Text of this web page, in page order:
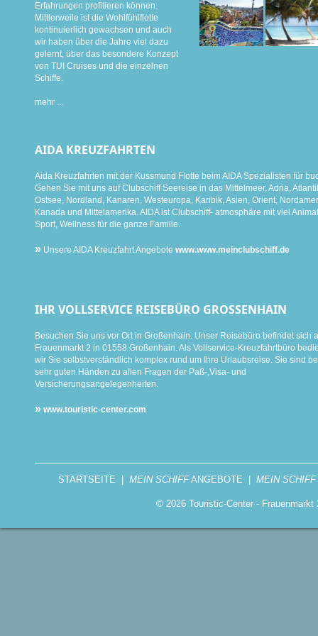
Erfahrungen profitieren können.
Mittlerweile ist die Wohlfühlflotte
kontinuierlich gewachsen und auch
wir haben über die Jahre viel dazu
gelernt, über das besondere Konzept
von TUI Cruises und die einzelnen
Schiffe.
mehr ...
AIDA KREUZFAHRTEN
Aida Kreuzfahrten mit der Kussmund Flotte beim AIDA Spezialisten für
Gehen Sie mit uns auf Clubschiff Seereise in das Mittelmeer, Adria,
Ostsee, Nordland, Kanaren, Westeuropa, Karibik, Asien, Orient,
Kanada und Mittelamerika. AIDA ist Clubschiff- atmosphäre mit viel
Sport, Wellness für die ganze Familie.
» Unsere AIDA Kreuzfahrt Angebote www.www.meinclubschiff.de
IHR VOLLSERVICE REISEBÜRO GROSSENHAIN
Besuchen Sie uns vor Ort in Großenhain. Unser Reisebüro befindet sich
Frauenmarkt 2 in 01558 Großenhain. Als Vollservice-Kreuzfahrtbüro
wir Sie selbstverständlich komplex rund um Ihre Urlaubsreise. Sie sind
sehr guten Händen zu allen Fragen der Paß-,Visa- und
Versicherungsangelegenheiten.
» www.touristic-center.com
STARTSEITE MEIN SCHIFFANGEBOTE MEIN SCHIFF
© 2026 Touristic-Center -